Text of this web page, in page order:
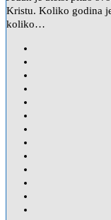
Kristu. Koliko godina
koliko…